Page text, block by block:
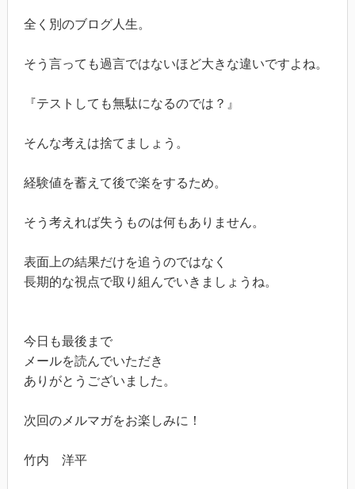
全く別のブログ人生。
そう言っても過言ではないほど大きな違いですよね。
『テストしても無駄になるのでは？』
そんな考えは捨てましょう。
経験値を蓄えて後で楽をするため。
そう考えれば失うものは何もありません。
表面上の結果だけを追うのではなく
長期的な視点で取り組んでいきましょうね。
今日も最後まで
メールを読んでいただき
ありがとうございました。
次回のメルマガをお楽しみに！
竹内 洋平